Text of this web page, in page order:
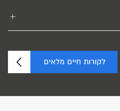
לקורות חיים מלאים